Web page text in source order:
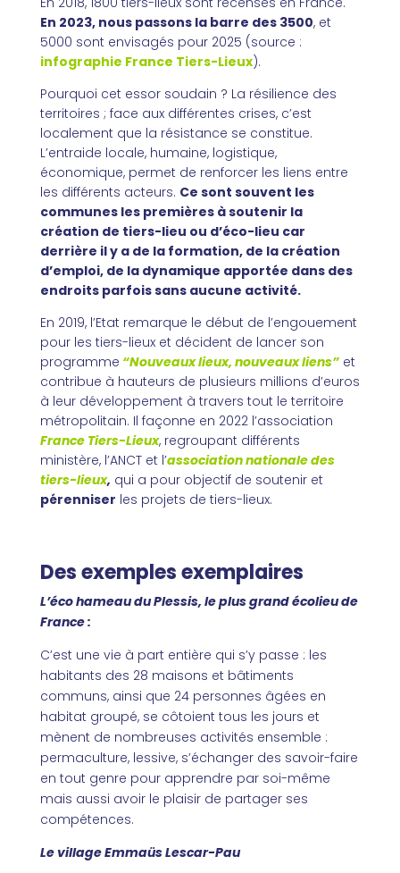
En 2023, nous passons la barre des 3500, et
5000 sont envisagés pour 2025 (source :
infographie France Tiers-Lieux).
Pourquoi cet essor soudain ? La résilience des
territoires ; face aux différentes crises, c’est
localement que la résistance se constitue.
L’entraide locale, humaine, logistique,
économique, permet de renforcer les liens entre
les différents acteurs. Ce sont souvent les
communes les premières à soutenir la
création de tiers-lieu ou d’éco-lieu car
derrière il y a de la formation, de la création
d’emploi, de la dynamique apportée dans des
endroits parfois sans aucune activité.
En 2019, l’Etat remarque le début de l’engouement
pour les tiers-lieux et décident de lancer son
programme “Nouveaux lieux, nouveaux liens”et
contribue à hauteurs de plusieurs millions d’euros
à leur développement à travers tout le territoire
métropolitain. Il façonne en 2022 l’association
France Tiers-Lieux, regroupant différents
ministère, l’ANCT et l’association nationale des
tiers-lieux, qui a pour objectif de soutenir et
pérenniser les projets de tiers-lieux.
Des exemples exemplaires
L’éco hameau du Plessis, le plus grand écolieu de
France :
C’est une vie à part entière qui s’y passe : les
habitants des 28 maisons et bâtiments
communs, ainsi que 24 personnes âgées en
habitat groupé, se côtoient tous les jours et
mènent de nombreuses activités ensemble :
permaculture, lessive, s’échanger des savoir-faire
en tout genre pour apprendre par soi-même
mais aussi avoir le plaisir de partager ses
compétences.
Le village Emmaüs Lescar-Pau